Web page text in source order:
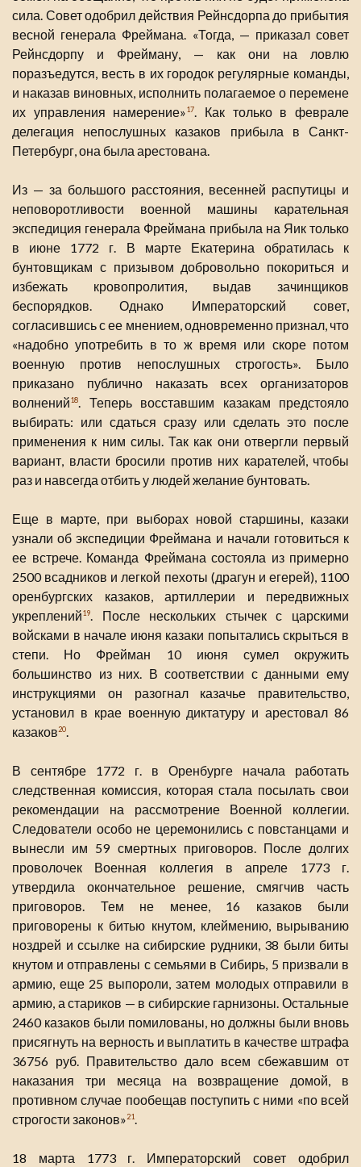
сила. Совет одобрил действия Рейнсдорпа до прибытия
весной генерала Фреймана. «Тогда, — приказал совет
Рейнсдорпу и Фрейману, — как они на ловлю
поразъедутся, весть в их городок регулярные команды,
и наказав виновных, исполнить полагаемое о перемене
их управления намерение»17. Как только в феврале
делегация непослушных казаков прибыла в Санкт-
Петербург, она была арестована.
Из — за большого расстояния, весенней распутицы и
неповоротливости военной машины карательная
экспедиция генерала Фреймана прибыла на Яик только
в июне 1772 г. В марте Екатерина обратилась к
бунтовщикам с призывом добровольно покориться и
избежать кровопролития, выдав зачинщиков
беспорядков. Однако Императорский совет,
согласившись с ее мнением, одновременно признал, что
«надобно употребить в то ж время или скоре потом
военную против непослушных строгость». Было
приказано публично наказать всех организаторов
волнений18. Теперь восставшим казакам предстояло
выбирать: или сдаться сразу или сделать это после
применения к ним силы. Так как они отвергли первый
вариант, власти бросили против них карателей, чтобы
раз и навсегда отбить у людей желание бунтовать.
Еще в марте, при выборах новой старшины, казаки
узнали об экспедиции Фреймана и начали готовиться к
ее встрече. Команда Фреймана состояла из примерно
2500 всадников и легкой пехоты (драгун и егерей), 1100
оренбургских казаков, артиллерии и передвижных
укреплений19. После нескольких стычек с царскими
войсками в начале июня казаки попытались скрыться в
степи. Но Фрейман 10 июня сумел окружить
большинство из них. В соответствии с данными ему
инструкциями он разогнал казачье правительство,
установил в крае военную диктатуру и арестовал 86
казаков20.
В сентябре 1772 г. в Оренбурге начала работать
следственная комиссия, которая стала посылать свои
рекомендации на рассмотрение Военной коллегии.
Следователи особо не церемонились с повстанцами и
вынесли им 59 смертных приговоров. После долгих
проволочек Военная коллегия в апреле 1773 г.
утвердила окончательное решение, смягчив часть
приговоров. Тем не менее, 16 казаков были
приговорены к битью кнутом, клеймению, вырыванию
ноздрей и ссылке на сибирские рудники, 38 были биты
кнутом и отправлены с семьями в Сибирь, 5 призвали в
армию, еще 25 выпороли, затем молодых отправили в
армию, а стариков — в сибирские гарнизоны. Остальные
2460 казаков были помилованы, но должны были вновь
присягнуть на верность и выплатить в качестве штрафа
36756 руб. Правительство дало всем сбежавшим от
наказания три месяца на возвращение домой, в
противном случае пообещав поступить с ними «по всей
строгости законов»21.
18 марта 1773 г. Императорский совет одобрил